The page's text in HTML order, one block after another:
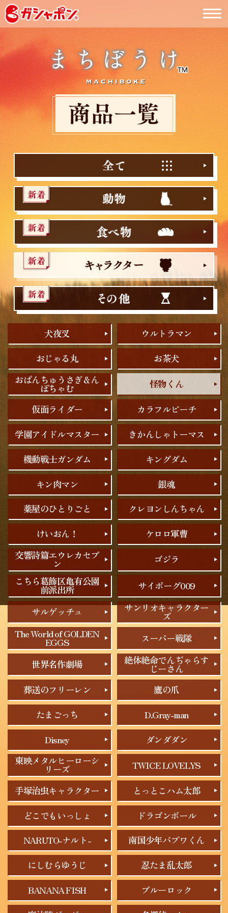
犬夜叉
ウルトラマン
おじゃる丸
お茶犬
おぱんちゅうさぎ＆ん
ぽちゃむ 怪物くん
仮面ライダー
カラフルピーチ
学園アイドルマスター
きかんしゃトーマス
機動戦士ガンダム
キングダム
キン肉マン
銀魂
薬屋のひとりごと
クレヨンしんちゃん
けいおん！
ケロロ軍曹
交響詩篇エウレカセブ
ン
ゴジラ
こちら葛飾区亀有公園
前派出所 サイボーグ009
サルゲッチュ サンリオキャラクター
ズ
The World of GOLDEN
EGGS スーパー戦隊
世界名作劇場 絶体絶命でんぢゃらす
じーさん
葬送のフリーレン
鷹の爪
たまごっち
D.Gray-man
Disney
ダンダダン
東映メタルヒーローシ
リーズ TWICE LOVELYS
手塚治虫キャラクター
とっとこハム太郎
どこでもいっしょ
ドラゴンボール
NARUTO-ナルト-
南国少年パプワくん
にしむらゆうじ
忍たま乱太郎
BANANA FISH
ブルーロック